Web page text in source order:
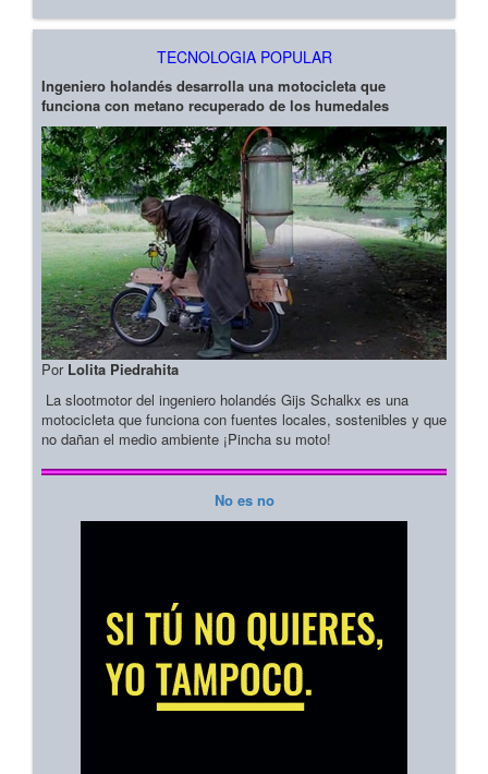
TECNOLOGIA POPULAR
Ingeniero holandés desarrolla una motocicleta que
funciona con metano recuperado de los humedales
Por Lolita Piedrahita
La slootmotor del ingeniero holandés Gijs Schalkx es una
motocicleta que funciona con fuentes locales, sostenibles y que
no dañan el medio ambiente ¡Pincha su moto!
No es no